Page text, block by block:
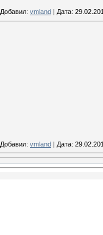
Добавил: vmland Дата:
Добавил: vmland | Дата: